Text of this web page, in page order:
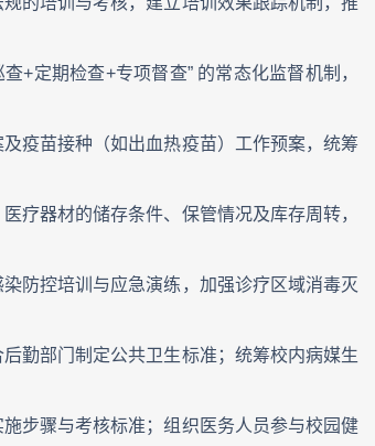
+定期检查+专项督查” 的常态化监督机制，
疫苗接种（如出血热疫苗）工作预案，统筹
疗器材的储存条件、保管情况及库存周转，
防控培训与应急演练，加强诊疗区域消毒灭
勤部门制定公共卫生标准；统筹校内病媒生
步骤与考核标准；组织医务人员参与校园健